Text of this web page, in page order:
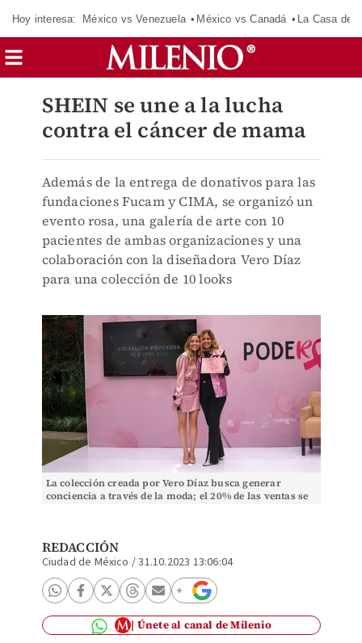
Hoy interesa: México vs Venezuela México vs Canadá La Casa de
SHEIN se une a la lucha
contra el cáncer de mama
Además de la entrega de donativos para las
fundaciones Fucam y CIMA, se organizó un
evento rosa, una galería de arte con 10
pacientes de ambas organizaciones y una
colaboración con la diseñadora Vero Díaz
para una colección de 10 looks
La colección creada por Vero Díaz busca generar
conciencia a través de la moda; el 20% de las ventas se
REDACCIÓN
Ciudad de México /31.10.2023 13:06:04
Únete al canal de Milenio